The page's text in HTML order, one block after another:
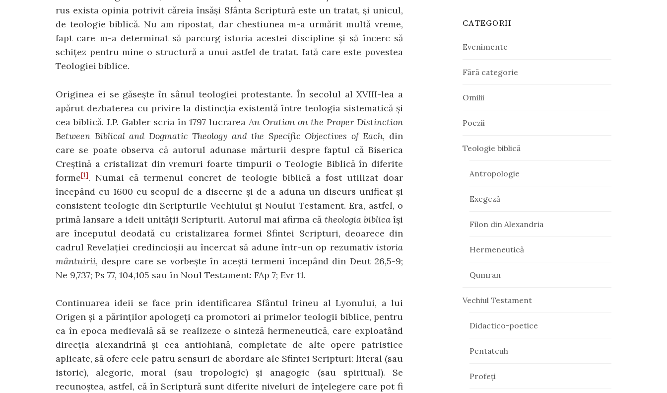
rus exista opinia potrivit căreia însăși Sfânta Scriptură este un tratat, și unicul,
de teologie biblică. Nu am ripostat, dar chestiunea m-a urmărit multă vreme,
fapt care m-a determinat să parcurg istoria acestei discipline și să încerc să
schițez pentru mine o structură a unui astfel de tratat. Iată care este povestea
Teologiei biblice.
Originea ei se găsește în sânul teologiei protestante. În secolul al XVIII-lea a
apărut dezbaterea cu privire la distincția existentă între teologia sistematică și
cea biblică. J.P. Gabler scria în 1797 lucrarea An Oration on the Proper Distinction
Between Biblical and Dogmatic Theology and the Specific Objectives of Each, din
care se poate observa că autorul adunase mărturii despre faptul că Biserica
Creștină a cristalizat din vremuri foarte timpurii o Teologie Biblică în diferite
forme[1]. Numai că termenul concret de teologie biblică a fost utilizat doar
începând cu 1600 cu scopul de a discerne și de a adu­na un discurs unificat și
consistent teologic din Scripturile Vechiului și Noului Testament. Era, astfel, o
primă lansare a ideii unității Scripturii. Autorul mai afirma că theologia biblica își
are începutul deodată cu cristalizarea formei Sfintei Scrip­turi, deoarece din
cadrul Revelației credincioșii au încercat să adune într-un op rezumativ istoria
mântuirii, despre care se vorbește în acești termeni începând din Deut 26,5-9;
Ne 9,7­37; Ps 77, 104,105 sau în Noul Testament: FAp 7; Evr 11.
Continuarea ideii se face prin identificarea Sfântul Irineu al Lyonului, a lui
Origen și a părinților apologeți ca promo­tori ai primelor teologii biblice, pentru
ca în epoca medie­vală să se realizeze o sinteză hermeneutică, care exploatând
direcția alexandrină și cea antiohiană, completate de alte ope­re patristice
aplicate, să ofere cele patru sensuri de abordare ale Sfintei Scripturi: literal (sau
istoric), alegoric, moral (sau tropologic) și anagogic (sau spiritual). Se
recunoștea, astfel, că în Scriptură sunt diferite niveluri de înțelegere care pot fi
CATEGORII
Evenimente
Fără categorie
Omilii
Poezii
Teologie biblică
Antropologie
Exegeză
Filon din Alexandria
Hermeneutică
Qumran
Vechiul Testament
Didactico-poetice
Pentateuh
Profeți